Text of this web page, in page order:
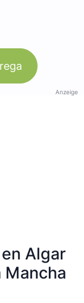
Anzeige
Algar
Mancha